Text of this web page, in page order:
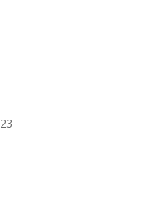
2323